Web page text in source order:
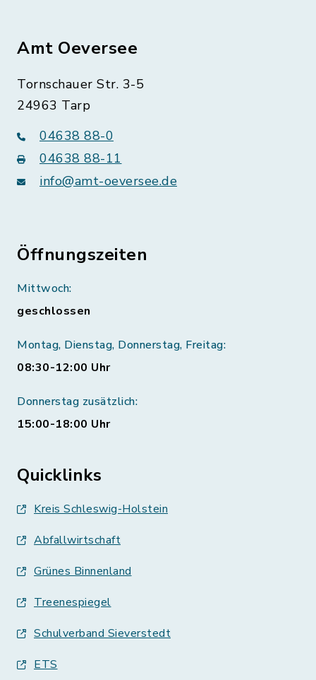
Amt Oeversee
Tornschauer Str. 3-5
24963 Tarp
04638 88-0
04638 88-11
info@amt-oeversee.de
Öffnungszeiten
Mittwoch:
geschlossen
Montag, Dienstag, Donnerstag, Freitag:
08:30-12:00 Uhr
Donnerstag zusätzlich:
15:00-18:00 Uhr
Quicklinks
Kreis Schleswig-Holstein
Abfallwirtschaft
Grünes Binnenland
Treenespiegel
Schulverband Sieverstedt
ETS